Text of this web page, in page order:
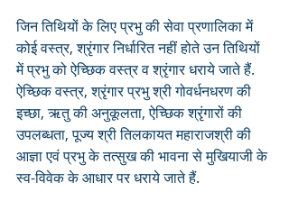
जिन तिथियों के लिए प्रभु की सेवा प्रणालिका में
कोई वस्त्र, श्रृंगार निर्धारित नहीं होते उन तिथियों
में प्रभु को ऐच्छिक वस्त्र व श्रृंगार धराये जाते हैं.
ऐच्छिक वस्त्र, श्रृंगार प्रभु श्री गोवर्धनधरण की
इच्छा, ऋतु की अनुकूलता, ऐच्छिक श्रृंगारों की
उपलब्धता, पूज्य श्री तिलकायत महाराजश्री की
आज्ञा एवं प्रभु के तत्सुख की भावना से मुखियाजी के
स्व-विवेक के आधार पर धराये जाते हैं.